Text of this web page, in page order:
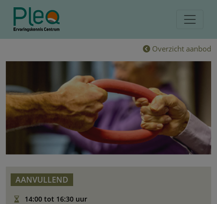
Overzicht aanbod
AANVULLEND
14:00 tot 16:30 uur